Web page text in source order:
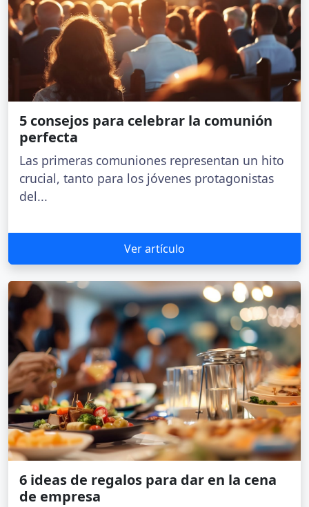
5 consejos para celebrar la comunión
perfecta
Las primeras comuniones representan un hito
crucial, tanto para los jóvenes protagonistas
del...
Ver artículo
6 ideas de regalos para dar en la cena
de empresa